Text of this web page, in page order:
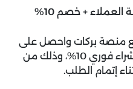
عروض barakat الحصرية لكافة العملاء + خصم 10%
منصة بركات واحصل على
أي من منتجات المتجر بخصم شراء فوري 10%، وذلك من
إتمام الطلب.